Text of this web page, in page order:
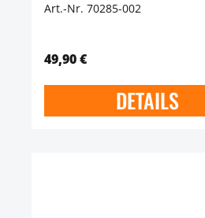
Art.-Nr. 70285-002
49,90 €
DETAILS